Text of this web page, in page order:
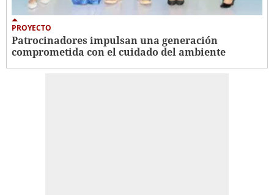
PROYECTO
Patrocinadores impulsan una generación
comprometida con el cuidado del ambiente